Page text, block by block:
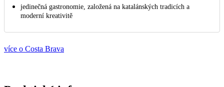
jedinečná gastronomie, založená na katalánských tradicích a
moderní kreativitě
více o Costa Brava